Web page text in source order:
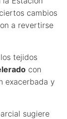
cambios
a revertirse
tejidos
con
exacerbada y
sugiere